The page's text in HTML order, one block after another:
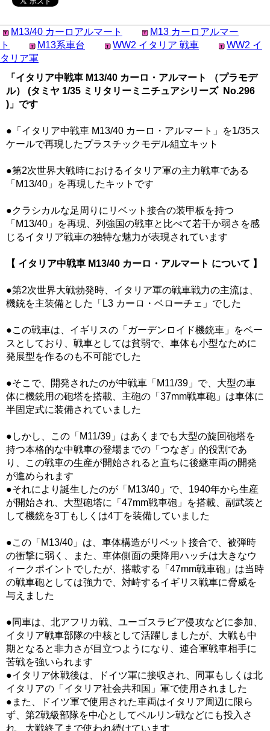
M13/40 カーロアルマート
M13 カーロアルマー
ト
M13系車台 WW2 イタリア 戦車
WW2 イ
タリア軍
「イタリア中戦車 M13/40 カーロ・アルマート （プラモデ
ル） (タミヤ 1/35 ミリタリーミニチュアシリーズ No.296
)」です
●「イタリア中戦車 M13/40 カーロ・アルマート」を1/35ス
ケールで再現したプラスチックモデル組立キット
●第2次世界大戦時におけるイタリア軍の主力戦車である
「M13/40」を再現したキットです
●クラシカルな足周りにリベット接合の装甲板を持つ
「M13/40」を再現、列強国の戦車と比べて若干か弱さを感
じるイタリア戦車の独特な魅力が表現されています
【 イタリア中戦車 M13/40 カーロ・アルマート について 】
●第2次世界大戦勃発時、イタリア軍の戦車戦力の主流は、
機銃を主装備とした「L3 カーロ・ベローチェ」でした
●この戦車は、イギリスの「ガーデンロイド機銃車」をベー
スとしており、戦車としては貧弱で、車体も小型なために
発展型を作るのも不可能でした
●そこで、開発されたのが中戦車「M11/39」で、大型の車
体に機銃用の砲塔を搭載、主砲の「37mm戦車砲」は車体に
半固定式に装備されていました
●しかし、この「M11/39」はあくまでも大型の旋回砲塔を
持つ本格的な中戦車の登場までの「つなぎ」的役割であ
り、この戦車の生産が開始されると直ちに後継車両の開発
が進められます
●それにより誕生したのが「M13/40」で、1940年から生産
が開始され、大型砲塔に「47mm戦車砲」を搭載、副武装と
して機銃を3丁もしくは4丁を装備していました
●この「M13/40」は、車体構造がリベット接合で、被弾時
の衝撃に弱く、また、車体側面の乗降用ハッチは大きなウ
ィークポイントでしたが、搭載する「47mm戦車砲」は当時
の戦車砲としては強力で、対峙するイギリス戦車に脅威を
与えました
●同車は、北アフリカ戦、ユーゴスラビア侵攻などに参加、
イタリア戦車部隊の中核として活躍しましたが、大戦も中
期となると非力さが目立つようになり、連合軍戦車相手に
苦戦を強いられます
●イタリア休戦後は、ドイツ軍に接収され、同軍もしくは北
イタリアの「イタリア社会共和国」軍で使用されました
●また、ドイツ軍で使用された車両はイタリア周辺に限ら
ず、第2戦級部隊を中心としてベルリン戦などにも投入さ
れ、大戦終了まで使われ続けています